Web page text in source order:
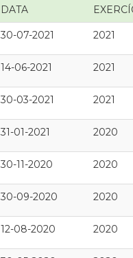
DATA
30-07-2021 2021
14-06-2021 2021
30-03-2021 2021
31-01-2021 2020
30-11-2020 2020
30-09-2020 2020
12-08-2020 2020